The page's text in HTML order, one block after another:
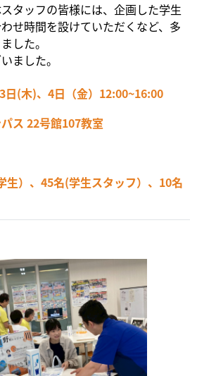
タッフの皆様には、企画した学生
せ時間を設けていただくなど、多
した。
ました。
(木)、4日（金）12:00~16:00
22号館107教室
）、45名(学生スタッフ）、10名